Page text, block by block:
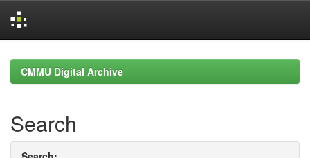
navigationCMMU Digital Archive
Search